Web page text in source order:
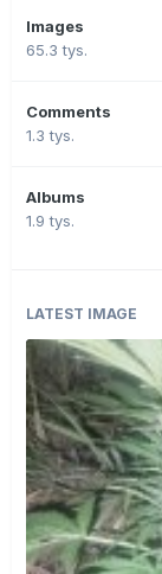
Images
65.3 tys.
Comments
1.3 tys.
Albums
1.9 tys.
LATEST IMAGE